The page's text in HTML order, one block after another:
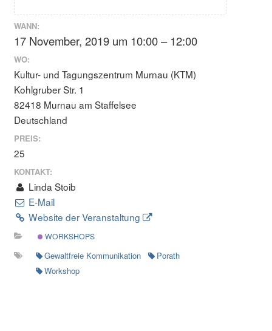
WANN:
17 November, 2019 um 10:00 – 12:00
WO:
Kultur- und Tagungszentrum Murnau (KTM)
Kohlgruber Str. 1
82418 Murnau am Staffelsee
Deutschland
PREIS:
25
KONTAKT:
Linda Stoib
E-Mail
Website der Veranstaltung
WORKSHOPS
Gewaltfreie Kommunikation
Porath
Workshop